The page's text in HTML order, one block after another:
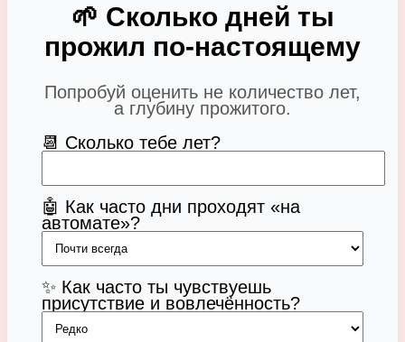
🌱 Сколько дней ты
прожил по-настоящему
Попробуй оценить не количество лет,
а глубину прожитого.
📆 Сколько тебе лет?
🤖 Как часто дни проходят «на
автомате»?
✨ Как часто ты чувствуешь
присутствие и вовлечённость?